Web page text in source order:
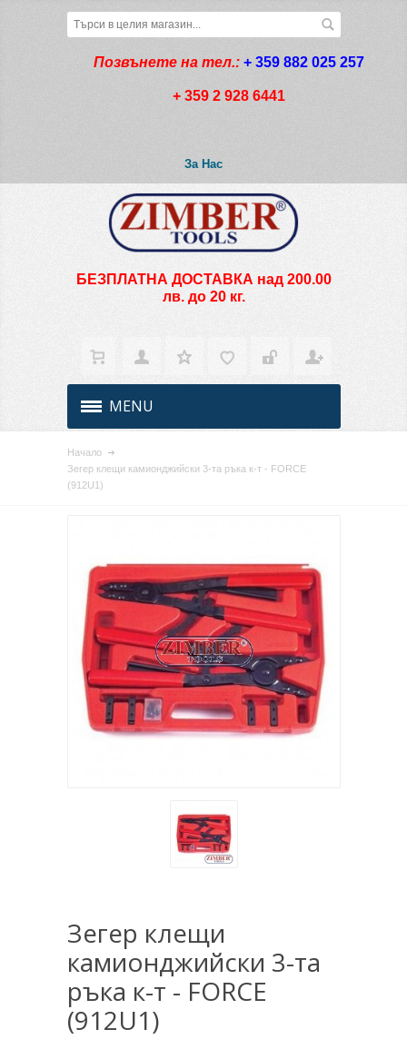
Позвънете на тел.: + 359 882 025 257
+ 359 2 928 6441
За Нас
БЕЗПЛАТНА ДОСТАВКА над 200.00
лв. до 20 кг.
MENU
Начало
Зегер клещи камионджийски 3-та ръка к-т - FORCE
(912U1)
Зегер клещи
камионджийски 3-та
ръка к-т - FORCE
(912U1)